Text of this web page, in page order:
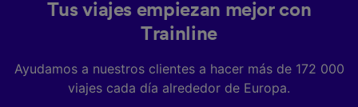
Tus viajes empiezan mejor con
Trainline
Ayudamos a nuestros clientes a hacer más de 172 000
viajes cada día alrededor de Europa.